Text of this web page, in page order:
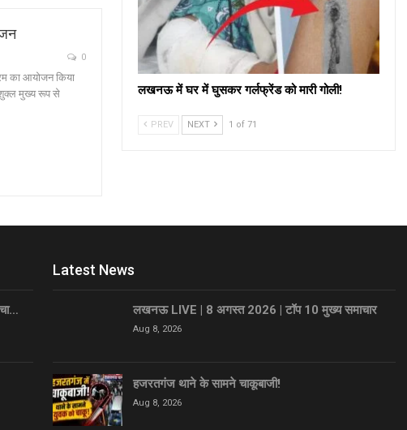
0
का आयोजन किया
शुक्ल मुख्य रूप से
लखनऊ में घर में घुसकर गर्लफ्रेंड को मारी गोली!
PREV NEXT 1 of 71
Latest News
लखनऊ LIVE | 8 अगस्त 2026 | टॉप 10 मुख्य समाचार
Aug 8, 2026
हजरतगंज थाने के सामने चाकूबाजी!
Aug 8, 2026